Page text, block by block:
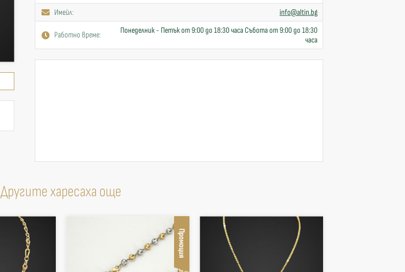
Имейл:
info@altin.bg
Работно време:
Понеделник - Петък от 9:00 до 18:30 часа Събота от 9:00 до 18:30
часа
Другите харесаха още
Промоция